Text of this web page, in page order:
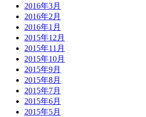
2016年3月
2016年2月
2016年1月
2015年12月
2015年11月
2015年10月
2015年9月
2015年8月
2015年7月
2015年6月
2015年5月